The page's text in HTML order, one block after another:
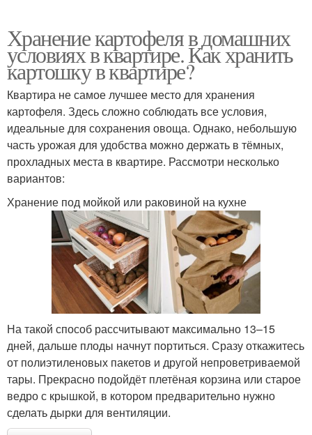
Хранение картофеля в домашних
условиях в квартире. Как хранить
картошку в квартире?
Квартира не самое лучшее место для хранения
картофеля. Здесь сложно соблюдать все условия,
идеальные для сохранения овоща. Однако, небольшую
часть урожая для удобства можно держать в тёмных,
прохладных места в квартире. Рассмотри несколько
вариантов:
Хранение под мойкой или раковиной на кухне
На такой способ рассчитывают максимально 13–15
дней, дальше плоды начнут портиться. Сразу откажитесь
от полиэтиленовых пакетов и другой непроветриваемой
тары. Прекрасно подойдёт плетёная корзина или старое
ведро с крышкой, в котором предварительно нужно
сделать дырки для вентиляции.